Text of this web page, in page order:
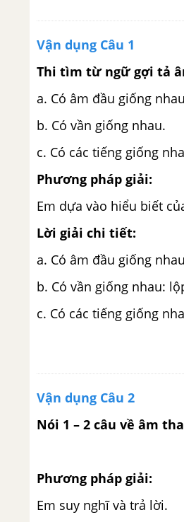
Vận dụng Câu 1
Thi tìm từ ngữ gợi tả
a. Có âm đầu giống
b. Có vần giống nhau.
c. Có các tiếng giống
Phương pháp giải:
Em dựa vào hiểu biết
Lời giải chi tiết:
a. Có âm đầu giống
b. Có vần giống nhau:
c. Có các tiếng giống
Vận dụng Câu 2
Nói 1 – 2 câu về âm
Phương pháp giải:
Em suy nghĩ và trả lời.